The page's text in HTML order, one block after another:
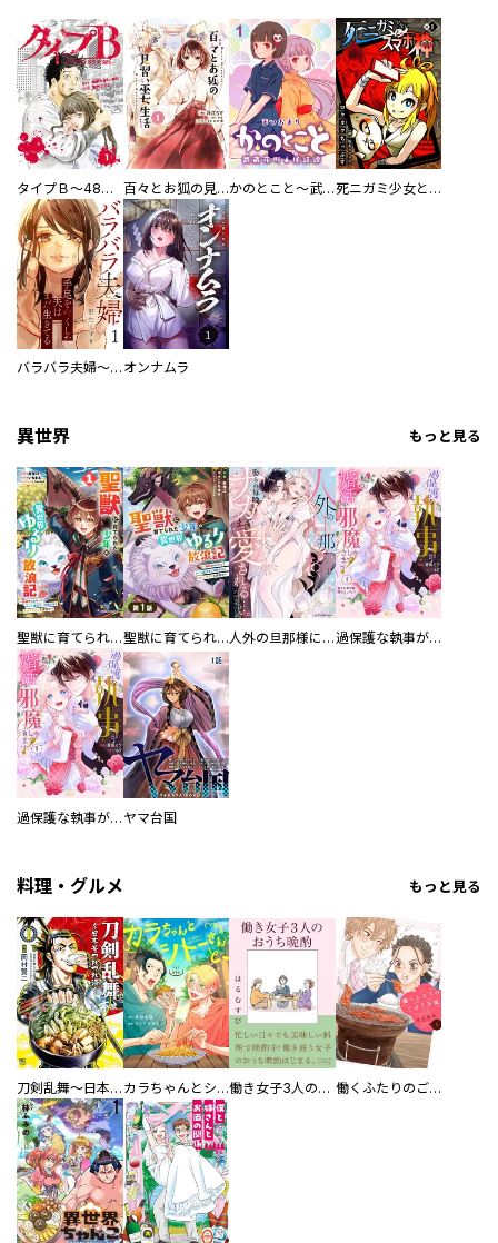
タイプＢ～48時間後、致死率100％～【単話】 百々とお狐の見習い巫女生活【単行本版】 かのとこと～武蔵花町怪話譚～ 【連載版】 死ニガミ少女とスマホ神
バラバラ夫婦～手足をなくした夫はまだ生きてる オンナムラ
異世界 もっと見る
聖獣に育てられた少年の異世界ゆるり放浪記～神様からもらったチート魔法で、仲間たちとスローライフを満喫中～ 聖獣に育てられた少年の異世界ゆるり放浪記～神様からもらったチート魔法で、仲間たちとスローライフを満喫中～【分冊版】 人外の旦那様に娶られ毎晩ナカまで愛される…。アンソロジー 過保護な執事が私の婚活を邪魔してきます！ 分冊版
過保護な執事が私の婚活を邪魔してきます！ ヤマ台国
料理・グルメ もっと見る
刀剣乱舞～日本号つれづれ酒～ カラちゃんとシトーさんと、 【分冊版】 働き女子3人のおうち晩酌 働くふたりのごほうび飯